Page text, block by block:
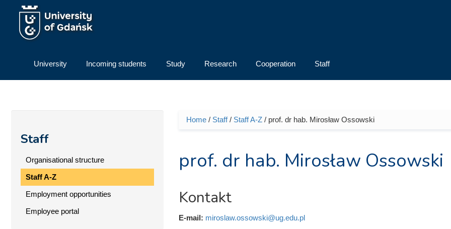
Skip to main content
University Incoming students Study Research Cooperation Staff
Staff
Organisational structure
Staff A-Z
Employment opportunities
Employee portal
You are here
Home/ Staff/ Staff A-Z/ prof. dr hab. Mirosław Ossowski
prof. dr hab. Mirosław Ossowski
Kontakt
E-mail: miroslaw.ossowski@ug.edu.pl